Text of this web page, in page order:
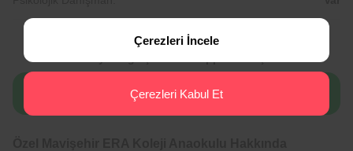
WhatsApp ile iletişime geç
Çerezleri İncele
Çerezleri Kabul Et